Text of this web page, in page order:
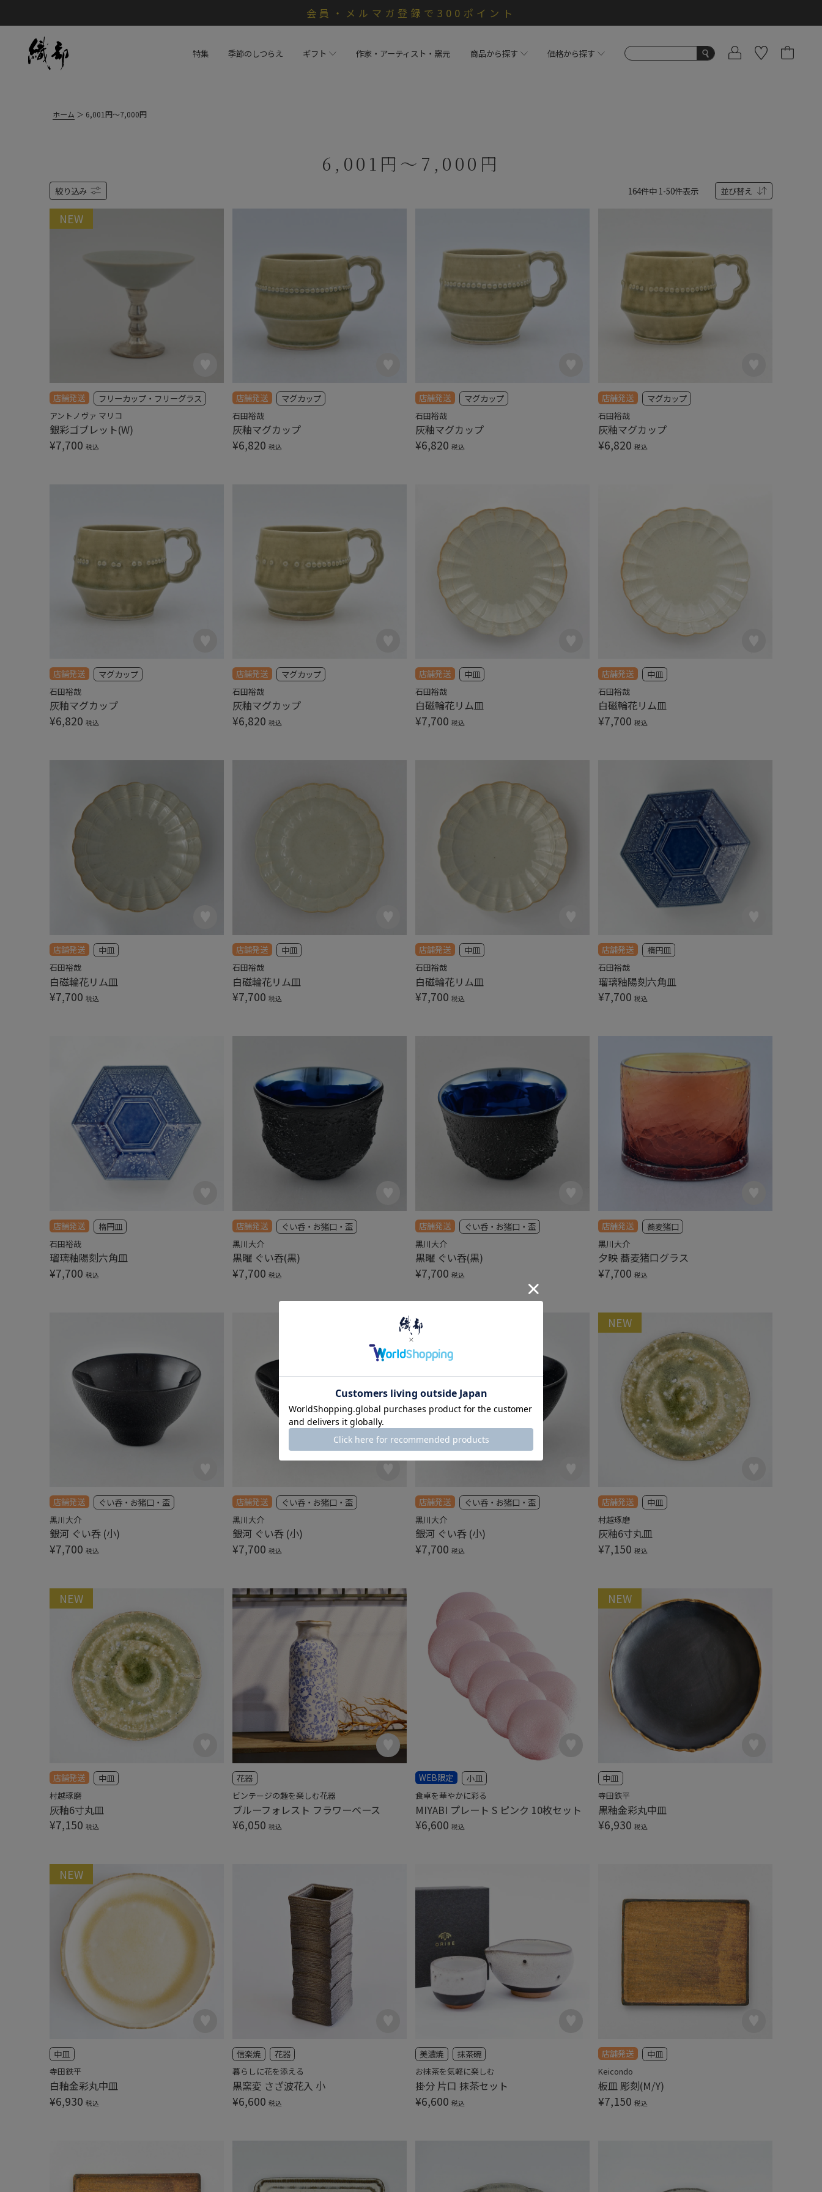
会員・メルマガ登録で300ポイント
特集 季節のしつらえ ギフト 作家・アーティスト・窯元 商品から探す 価格から探す
ホーム 6,001円～7,000円
6,001円～7,000円
絞り込み 並び替え
164件中 1 -50件表示
店舗発送
NEW
フリーカップ・フリーグラス
アントノヴァ マリコ
銀彩ゴブレット(W)
¥7,700 税込
店舗発送 マグカップ
石田裕哉
灰釉マグカップ
¥6,820 税込
店舗発送 マグカップ
石田裕哉
灰釉マグカップ
¥6,820 税込
店舗発送 マグカップ
石田裕哉
灰釉マグカップ
¥6,820 税込
店舗発送 マグカップ
石田裕哉
灰釉マグカップ
¥6,820 税込
店舗発送 マグカップ
石田裕哉
灰釉マグカップ
¥6,820 税込
店舗発送 中皿
石田裕哉
白磁輪花リム皿
¥7,700 税込
店舗発送 中皿
石田裕哉
白磁輪花リム皿
¥7,700 税込
店舗発送 中皿
石田裕哉
白磁輪花リム皿
¥7,700 税込
店舗発送 中皿
石田裕哉
白磁輪花リム皿
¥7,700 税込
店舗発送 中皿
石田裕哉
白磁輪花リム皿
¥7,700 税込
店舗発送 楕円皿
石田裕哉
瑠璃釉陽刻六角皿
¥7,700 税込
店舗発送 楕円皿
石田裕哉
瑠璃釉陽刻六角皿
¥7,700 税込
店舗発送 ぐい呑・お猪口・盃
黒川大介
黒曜 ぐい呑(黒)
¥7,700 税込
店舗発送 ぐい呑・お猪口・盃
黒川大介
黒曜 ぐい呑(黒)
¥7,700 税込
店舗発送 蕎麦猪口
黒川大介
夕映 蕎麦猪口グラス
¥7,700 税込
店舗発送 ぐい呑・お猪口・盃
黒川大介
銀河 ぐい呑 (小)
¥7,700 税込
店舗発送 ぐい呑・お猪口・盃
黒川大介
銀河 ぐい呑 (小)
¥7,700 税込
店舗発送 ぐい呑・お猪口・盃
黒川大介
銀河 ぐい呑 (小)
¥7,700 税込
店舗発送
NEW
中皿
村越琢磨
灰釉6寸丸皿
¥7,150 税込
店舗発送
NEW
中皿
村越琢磨
灰釉6寸丸皿
¥7,150 税込
花器
ビンテージの趣を楽しむ花器
ブルーフォレスト フラワーベース
¥6,050 税込
WEB限定 小皿
食卓を華やかに彩る
MIYABI プレート S ピンク 10枚セット
¥6,600 税込
NEW
中皿
寺田鉄平
黒釉金彩丸中皿
¥6,930 税込
NEW
中皿
寺田鉄平
白釉金彩丸中皿
¥6,930 税込
信楽焼 花器
暮らしに花を添える
黒窯変 さざ波花入 小
¥6,600 税込
美濃焼 抹茶碗
お抹茶を気軽に楽しむ
掛分 片口 抹茶セット
¥6,600 税込
店舗発送 中皿
Keicondo
板皿 彫刻(M/Y)
¥7,150 税込